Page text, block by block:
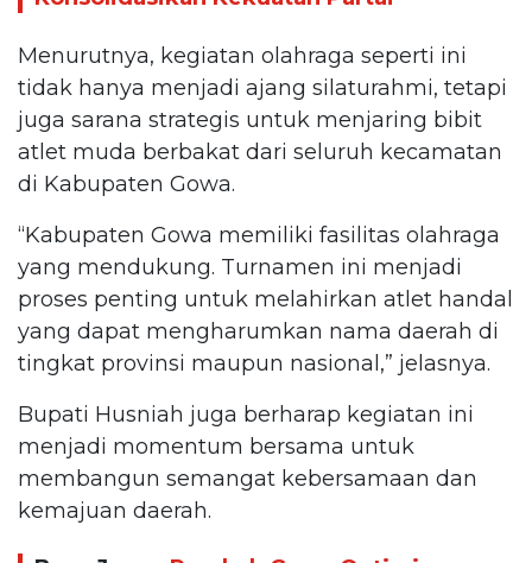
Menurutnya, kegiatan olahraga seperti ini
tidak hanya menjadi ajang silaturahmi, tetapi
juga sarana strategis untuk menjaring bibit
atlet muda berbakat dari seluruh kecamatan
di Kabupaten Gowa.
“Kabupaten Gowa memiliki fasilitas olahraga
yang mendukung. Turnamen ini menjadi
proses penting untuk melahirkan atlet handal
yang dapat mengharumkan nama daerah di
tingkat provinsi maupun nasional,” jelasnya.
Bupati Husniah juga berharap kegiatan ini
menjadi momentum bersama untuk
membangun semangat kebersamaan dan
kemajuan daerah.